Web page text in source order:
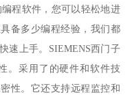
程软件，您可以轻松地进
备多少编程经验，我们都
速上手。SIEMENS西门子
。采用了的硬件和软件技
性。它还支持远程监控和